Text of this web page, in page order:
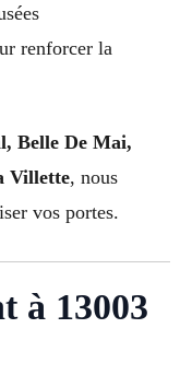
renforcer la
Belle De Mai,
Villette, nous
vos portes.
à 13003